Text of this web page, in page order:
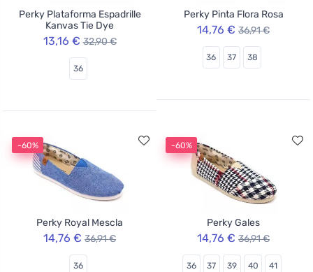
Perky Plataforma Espadrille
Kanvas Tie Dye
13,16 € 32,90 €
36
Perky Pinta Flora Rosa
14,76 € 36,91 €
36 37 38
-60%
Perky Royal Mescla
14,76 € 36,91 €
36
-60%
Perky Gales
14,76 € 36,91 €
36 37 39 40 41